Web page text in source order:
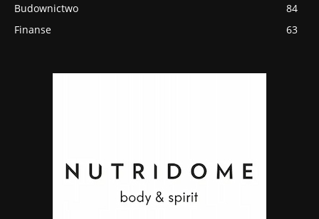
Budownictwo
84
Finanse
63